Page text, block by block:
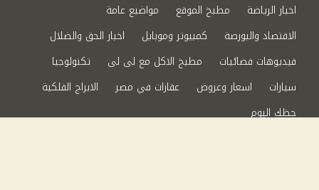
اخبار الرياضة
مطبخ الموقع
مواضيع عامة
الاقتصاد والبورصة
كمبيوتر وموبايل
اخبار الحق والضلال
فيديوهات فضائيات
مطبخ الاكل مع لى لى
تكنولوجيا
سيارات
اسعار وعروض عقارات في مصر
الابراج الفلكية
حظك اليوم